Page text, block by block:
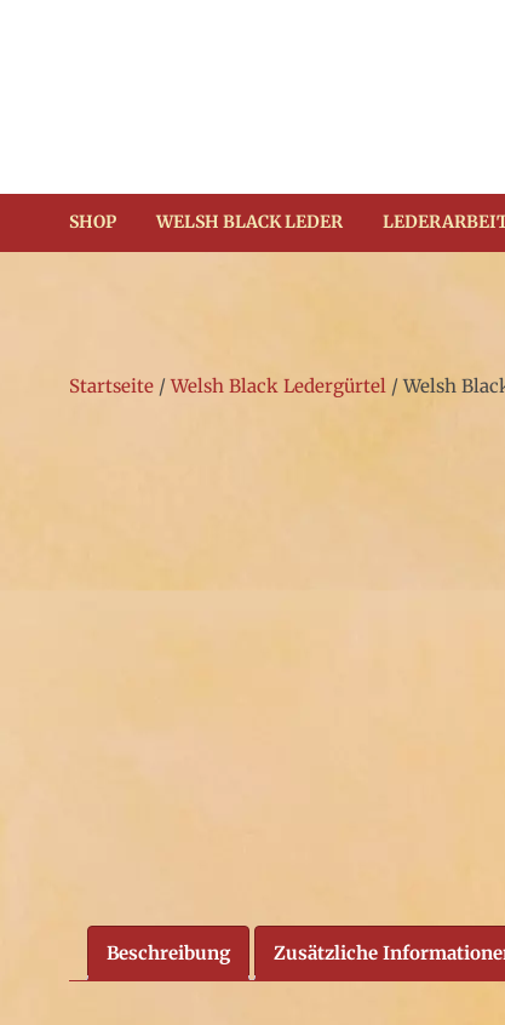
SHOP WELSH BLACK LEDER
Startseite /Welsh Black Ledergürtel / Welsh
Beschreibung Zusätzliche